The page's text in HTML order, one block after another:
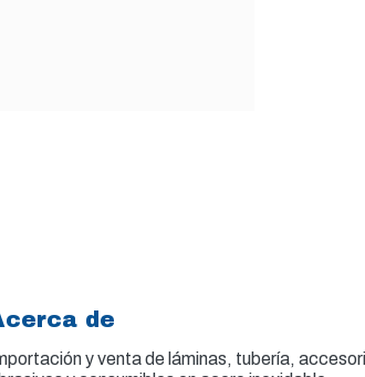
de
y venta de láminas, tubería,